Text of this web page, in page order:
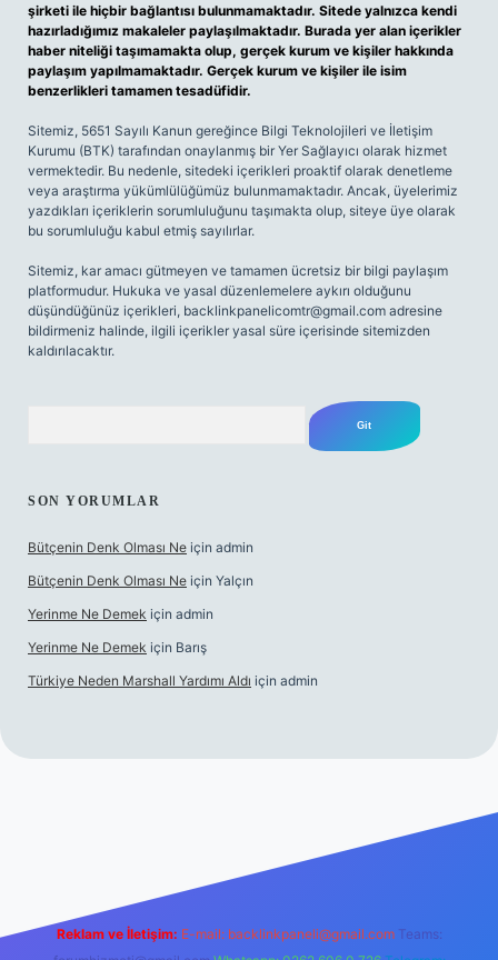
şirketi ile hiçbir bağlantısı bulunmamaktadır. Sitede yalnızca kendi
hazırladığımız makaleler paylaşılmaktadır. Burada yer alan içerikler
haber niteliği taşımamakta olup, gerçek kurum ve kişiler hakkında
paylaşım yapılmamaktadır. Gerçek kurum ve kişiler ile isim
benzerlikleri tamamen tesadüfidir.
Sitemiz, 5651 Sayılı Kanun gereğince Bilgi Teknolojileri ve İletişim
Kurumu (BTK) tarafından onaylanmış bir Yer Sağlayıcı olarak hizmet
vermektedir. Bu nedenle, sitedeki içerikleri proaktif olarak denetleme
veya araştırma yükümlülüğümüz bulunmamaktadır. Ancak, üyelerimiz
yazdıkları içeriklerin sorumluluğunu taşımakta olup, siteye üye olarak
bu sorumluluğu kabul etmiş sayılırlar.
Sitemiz, kar amacı gütmeyen ve tamamen ücretsiz bir bilgi paylaşım
platformudur. Hukuka ve yasal düzenlemelere aykırı olduğunu
düşündüğünüz içerikleri, backlinkpanelicomtr@gmail.com adresine
bildirmeniz halinde, ilgili içerikler yasal süre içerisinde sitemizden
kaldırılacaktır.
SON YORUMLAR
Bütçenin Denk Olması Ne için admin
Bütçenin Denk Olması Ne için Yalçın
Yerinme Ne Demek için admin
Yerinme Ne Demek için Barış
Türkiye Neden Marshall Yardımı Aldı için admin
Reklam ve İletişim: E-mail: backlinkpaneli@gmail.com Teams: